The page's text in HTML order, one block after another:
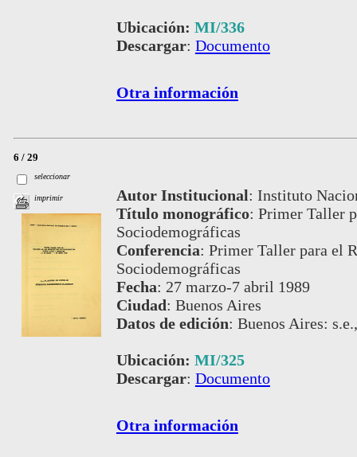
Ubicación: MI/336
Descargar: Documento
Otra información
6 / 29
seleccionar
imprimir Autor Institucional: Instituto
Título monográfico: Primer Taller
Sociodemográficas
Conferencia: Primer Taller para el
Sociodemográficas
Fecha: 27 marzo-7 abril 1989
Ciudad: Buenos Aires
Datos de edición: Buenos Aires:
Ubicación: MI/325
Descargar: Documento
Otra información